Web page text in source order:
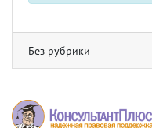
Без рубрики